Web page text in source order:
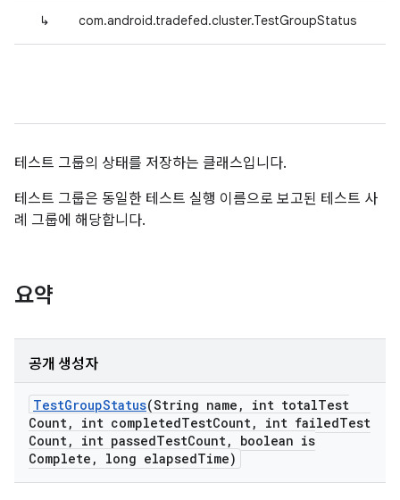
↳ com.android.tradefed.cluster.TestGroupStatus
테스트 그룹의 상태를 저장하는 클래스입니다.
테스트 그룹은 동일한 테스트 실행 이름으로 보고된 테스트 사
례 그룹에 해당합니다.
요약
공개 생성자
TestGroupStatus(String name , int totalTest
Count, int completedTestCount, int failedTest
Count, int passedTestCount,
boolean is
Complete , long elapsedTime)